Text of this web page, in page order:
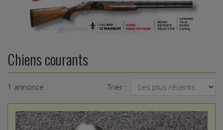
Chiens courants
1 annonce Trier :